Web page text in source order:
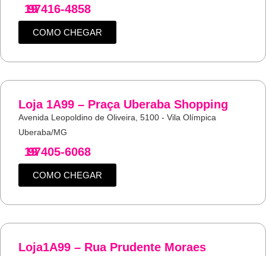
19
97416-4858
COMO CHEGAR
Loja 1A99 – Praça Uberaba Shopping
Avenida Leopoldino de Oliveira, 5100 - Vila Olímpica
Uberaba/MG
19
97405-6068
COMO CHEGAR
Loja1A99 – Rua Prudente Moraes